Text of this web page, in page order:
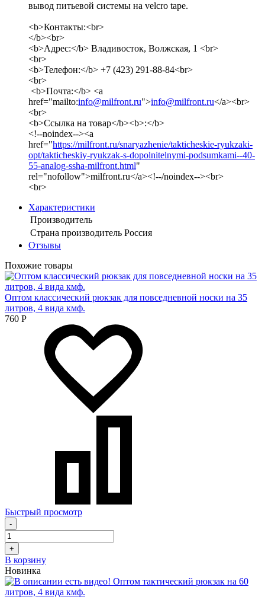
вывод питьевой системы на velcro tape.
<b>Контакты:<br>
</b><br>
<b>Адрес:</b> Владивосток, Волжская, 1 <br>
<br>
<b>Телефон:</b> +7 (423) 291-88-84<br>
<br>
<b>Почта:</b> <a
href="mailto:info@milfront.ru">info@milfront.ru</a><br>
<br>
<b>Ссылка на товар</b><b>:</b>
<!--noindex--><a
href="https://milfront.ru/snaryazhenie/takticheskie-ryukzaki-
opt/takticheskiy-ryukzak-s-dopolnitelnymi-podsumkami--40-
55-analog-ssha-milfront.html"
rel="nofollow">milfront.ru</a><!--/noindex--><br>
<br>
Характеристики
Производитель
Страна производитель Россия
Отзывы
Похожие товары
Оптом классический рюкзак для повседневной носки на 35
литров, 4 вида кмф.
760 Р
Быстрый просмотр
-
+
В корзину
Новинка